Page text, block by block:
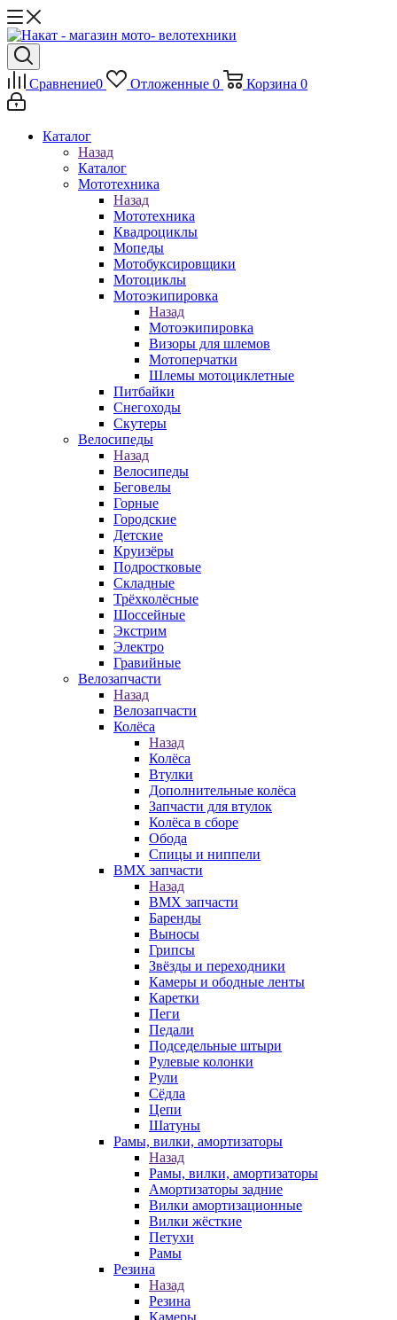
Сравнение0 Отложенные 0 Корзина 0
Каталог
Назад
Каталог
Мототехника
Назад
Мототехника
Квадроциклы
Мопеды
Мотобуксировщики
Мотоциклы
Мотоэкипировка
Назад
Мотоэкипировка
Визоры для шлемов
Мотоперчатки
Шлемы мотоциклетные
Питбайки
Снегоходы
Скутеры
Велосипеды
Назад
Велосипеды
Беговелы
Горные
Городские
Детские
Круизёры
Подростковые
Складные
Трёхколёсные
Шоссейные
Экстрим
Электро
Гравийные
Велозапчасти
Назад
Велозапчасти
Колёса
Назад
Колёса
Втулки
Дополнительные колёса
Запчасти для втулок
Колёса в сборе
Обода
Спицы и ниппели
BMX запчасти
Назад
BMX запчасти
Баренды
Выносы
Грипсы
Звёзды и переходники
Камеры и ободные ленты
Каретки
Пеги
Педали
Подседельные штыри
Рулевые колонки
Рули
Сёдла
Цепи
Шатуны
Рамы, вилки, амортизаторы
Назад
Рамы, вилки, амортизаторы
Амортизаторы задние
Вилки амортизационные
Вилки жёсткие
Петухи
Рамы
Резина
Назад
Резина
Камеры